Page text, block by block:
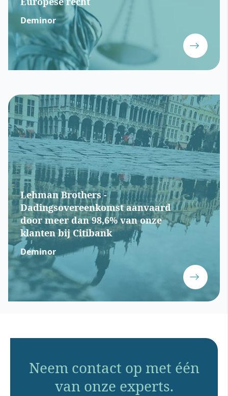
Deminor
Lehman Brothers -
Dadingsovereenkomst aanvaard
door meer dan 98,6% van onze
klanten bij Citibank
Deminor
Neem contact op met één
van onze experts.